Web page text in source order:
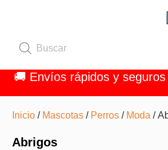
🚚 Envíos rápidos y
Inicio / Mascotas / Perros / Moda /
Abrigos